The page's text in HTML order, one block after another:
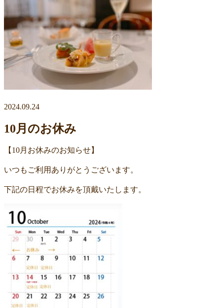
2024.09.24
10月のお休み
【10月お休みのお知らせ】
いつもご利用ありがとうございます。
下記の日程でお休みを頂戴いたします。